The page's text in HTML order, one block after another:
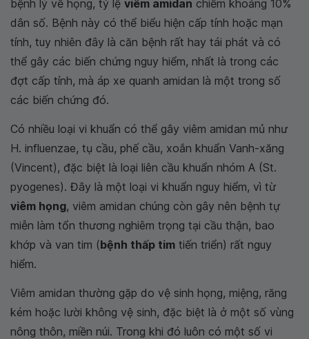
bệnh lý về họng, tỷ lệ viêm amidan chiếm khoảng 10%
dân số. Bệnh này có thể biểu hiện cấp tính hoặc mạn
tính, tuy nhiên đây là căn bệnh rất hay tái phát và có
thể gây các biến chứng nguy hiểm, nhất là trong các
đợt cấp tính, mà áp xe quanh amidan là một trong số
các biến chứng đó.
Có nhiều loại vi khuẩn có thể gây viêm amidan mủ như
H. influenzae, tụ cầu, phế cầu, xoắn khuẩn Vanh-xăng
(Vincent), đặc biệt là loại liên cầu khuẩn nhóm A (St.
pyogenes). Đây là một loại vi khuẩn nguy hiểm, vì từ
viêm họng, viêm amidan chúng còn gây nên bệnh tự
miễn làm tổn thương nghiêm trọng tại cầu thận, bao
khớp và van tim (bệnh thấp tim tiến triển) rất nguy
hiểm.
Viêm amidan thường gặp do vệ sinh họng, miệng, răng
kém hoặc lười không vệ sinh, đặc biệt là ở một số vùng
nông thôn, miền núi. Trong khi đó luôn có một số vi